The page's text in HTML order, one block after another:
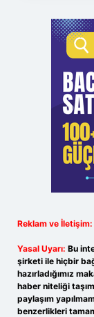
Reklam ve İletişim:
Yasal Uyarı: Bu
şirketi ile hiçbir
hazırladığımız
haber niteliği
paylaşım
benzerlikleri